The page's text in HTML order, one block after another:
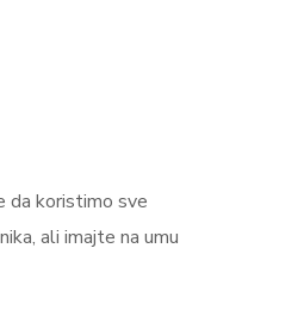
da koristimo sve
ali imajte na umu